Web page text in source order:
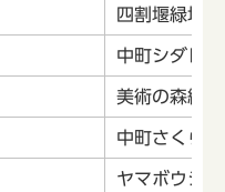
四割堰緑地
中町シダレ
美術の森緑地
中町さくら
ヤマボウシ